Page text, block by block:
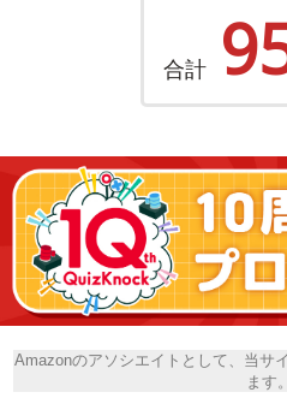
合計
Amazonのアソシエイトとして、当サ
ます。